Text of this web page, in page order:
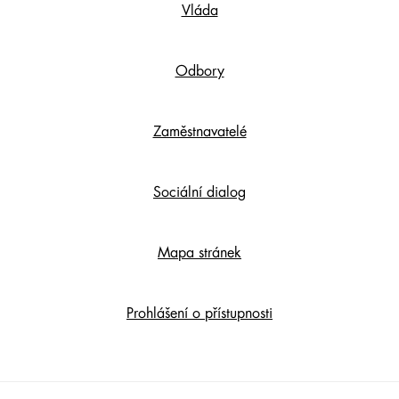
Vláda
Odbory
Zaměstnavatelé
Sociální dialog
Mapa stránek
Prohlášení o přístupnosti